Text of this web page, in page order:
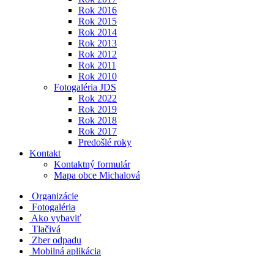
Rok 2016
Rok 2015
Rok 2014
Rok 2013
Rok 2012
Rok 2011
Rok 2010
Fotogaléria JDS
Rok 2022
Rok 2019
Rok 2018
Rok 2017
Predošlé roky
Kontakt
Kontaktný formulár
Mapa obce Michalová
Organizácie
Fotogaléria
Ako vybaviť
Tlačivá
Zber odpadu
Mobilná aplikácia